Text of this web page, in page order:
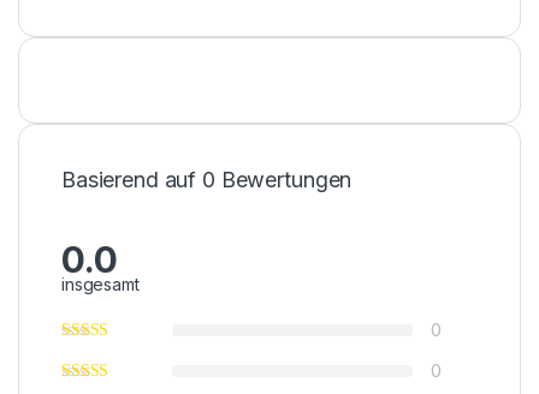
Basierend auf 0 Bewertungen
0.0
insgesamt
0
0